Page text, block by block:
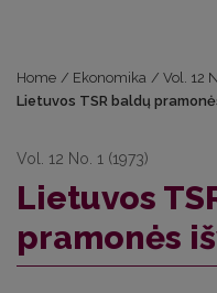
Home / Ekonomika / Vol. 12
Lietuvos TSR baldų
Vol. 12 No. 1 (1973)
Lietuvos
pramonės